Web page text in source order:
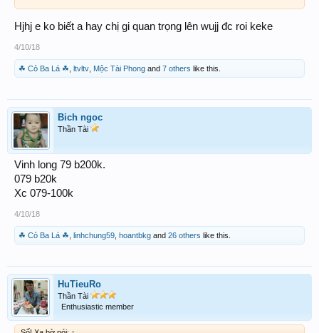
Hjhj e ko biết a hay chị gi quan trọng lên wujj đc roi keke
4/10/18
☘ Cỏ Ba Lá ☘ ltvltv Mộc Tài Phong and 7 others like this.
Bich ngoc
Thần Tài
Vinh long 79 b200k.
079 b20k
Xc 079-100k
4/10/18
☘ Cỏ Ba Lá ☘ linhchung59 hoantbkg and 26 others like this.
HuTieuRo
Thần Tài
Enthusiastic member